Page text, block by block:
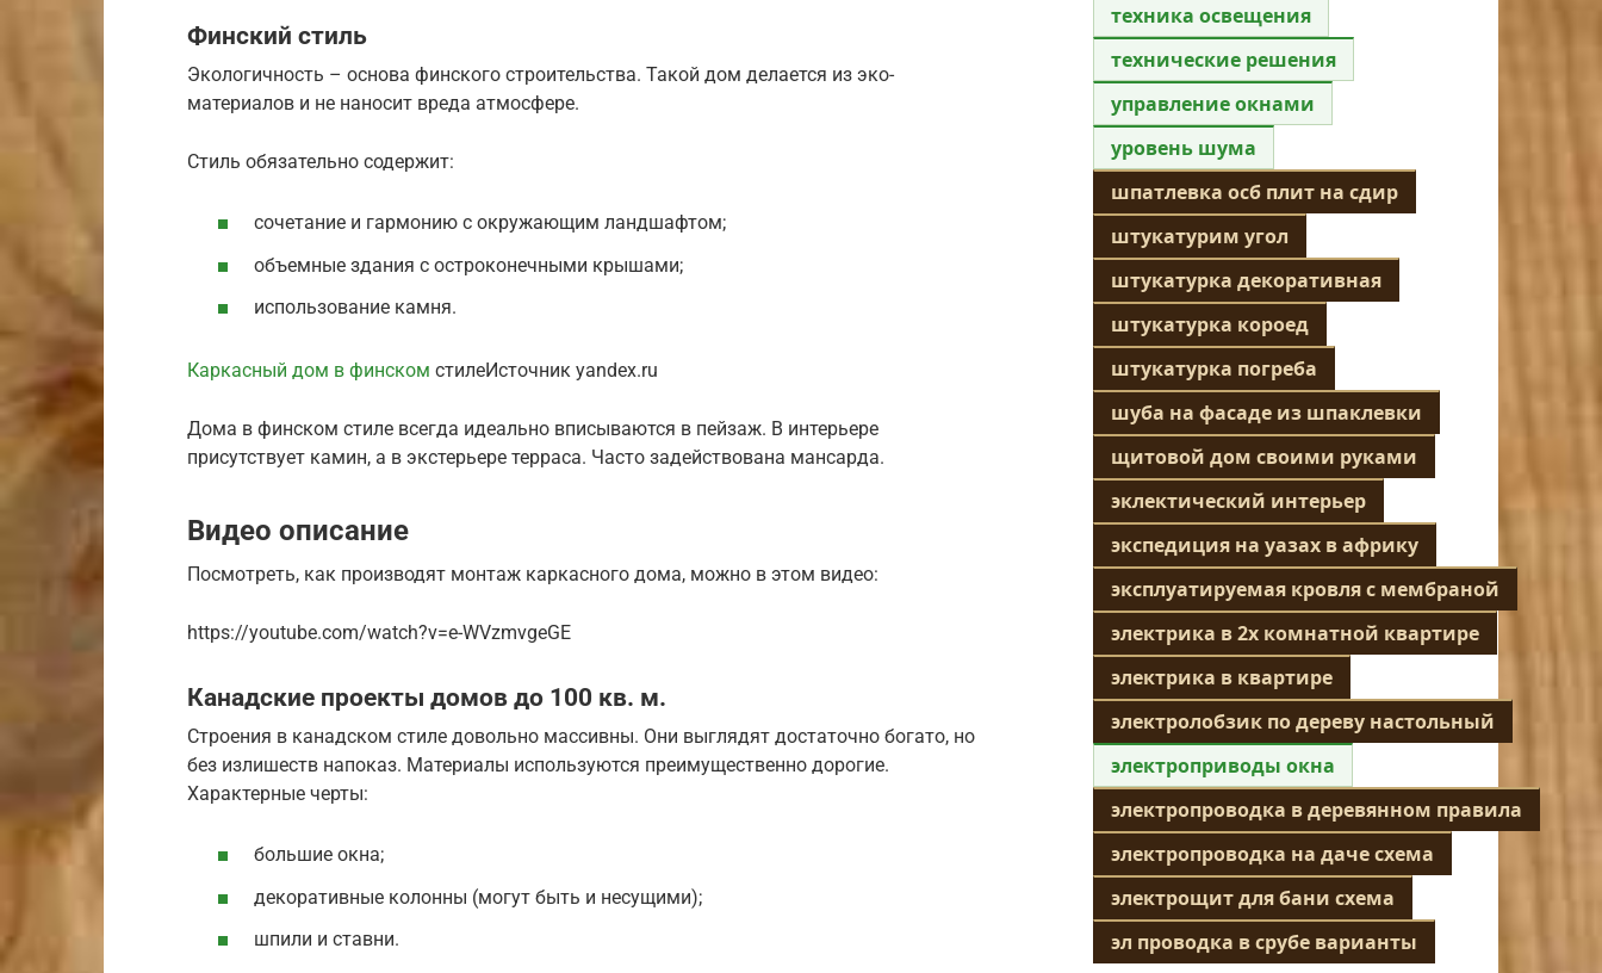
Финский стиль
Экологичность – основа финского строительства. Такой дом делается из эко-
материалов и не наносит вреда атмосфере.
Стиль обязательно содержит:
сочетание и гармонию с окружающим ландшафтом;
объемные здания с остроконечными крышами;
использование камня.
Каркасный дом в финском стилеИсточник yandex.ru
Дома в финском стиле всегда идеально вписываются в пейзаж. В интерьере
присутствует камин, а в экстерьере терраса. Часто задействована мансарда.
Видео описание
Посмотреть, как производят монтаж каркасного дома, можно в этом видео:
https://youtube.com/watch?v=e-WVzmvgeGE
Канадские проекты домов до 100 кв. м.
Строения в канадском стиле довольно массивны. Они выглядят достаточно богато, но
без излишеств напоказ. Материалы используются преимущественно дорогие.
Характерные черты:
большие окна;
декоративные колонны (могут быть и несущими);
шпили и ставни.
техника освещения
технические решения
управление окнами
уровень шума
шпатлевка осб плит на сдир
штукатурим угол
штукатурка декоративная
штукатурка короед
штукатурка погреба
шуба на фасаде из шпаклевки
щитовой дом своими руками
эклектический интерьер
экспедиция на уазах в африку
эксплуатируемая кровля с мембраной
электрика в 2х комнатной квартире
электрика в квартире
электролобзик по дереву настольный
электроприводы окна
электропроводка в деревянном правила
электропроводка на даче схема
электрощит для бани схема
эл проводка в срубе варианты